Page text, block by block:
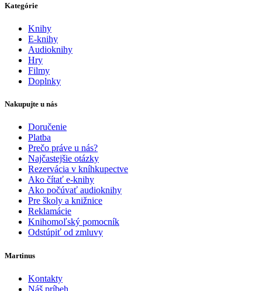
Kategórie
Knihy
E-knihy
Audioknihy
Hry
Filmy
Doplnky
Nakupujte u nás
Doručenie
Platba
Prečo práve u nás?
Najčastejšie otázky
Rezervácia v kníhkupectve
Ako čítať e-knihy
Ako počúvať audioknihy
Pre školy a knižnice
Reklamácie
Knihomoľský pomocník
Odstúpiť od zmluvy
Martinus
Kontakty
Náš príbeh